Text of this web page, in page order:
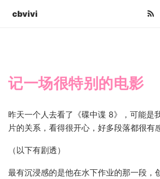
cbvivi
记一场很特别的电影
昨天一个人去看了《碟中谍 8》，可能是
片的关系，看得很开心，好多段落都很有
（以下有剧透）
最有沉浸感的是他在水下作业的那一段，